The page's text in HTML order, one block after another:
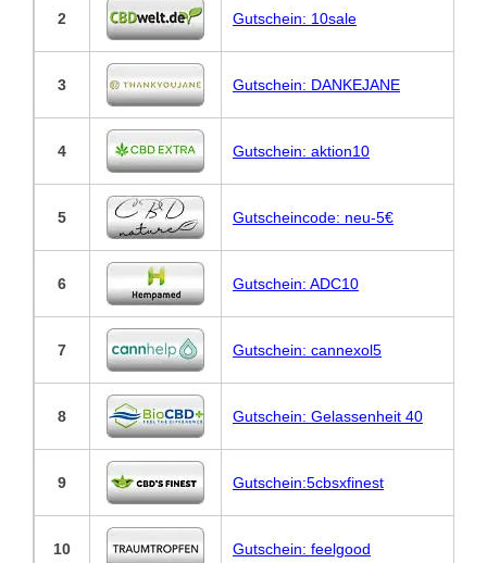
2 Gutschein: 10sale
3 Gutschein: DANKEJANE
4 Gutschein: aktion10
5 Gutscheincode: neu-5€
6 Gutschein: ADC10
7 Gutschein: cannexol5
8 Gutschein: Gelassenheit 40
9 Gutschein:5cbsxfinest
10 Gutschein: feelgood